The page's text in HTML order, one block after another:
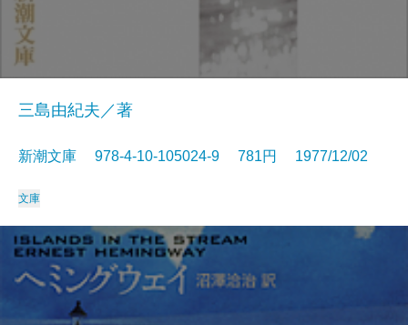
三島由紀夫／著
新潮文庫 978-4-10-105024-9 781円 1977/12/02
文庫